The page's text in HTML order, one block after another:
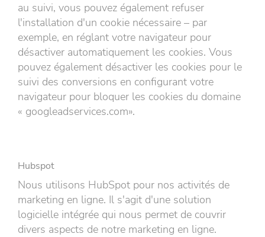
au suivi, vous pouvez également refuser
l'installation d'un cookie nécessaire – par
exemple, en réglant votre navigateur pour
désactiver automatiquement les cookies. Vous
pouvez également désactiver les cookies pour le
suivi des conversions en configurant votre
navigateur pour bloquer les cookies du domaine
« googleadservices.com».
Hubspot
Nous utilisons HubSpot pour nos activités de
marketing en ligne. Il s'agit d'une solution
logicielle intégrée qui nous permet de couvrir
divers aspects de notre marketing en ligne.